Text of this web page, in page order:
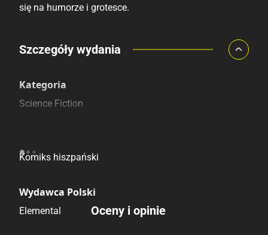
się na humorze i grotesce.
Porównaj ceny
Szczegóły wydania
Kategoria
Science Fiction
Komiks hiszpański
Wydawca Polski
Elemental Oceny i opinie